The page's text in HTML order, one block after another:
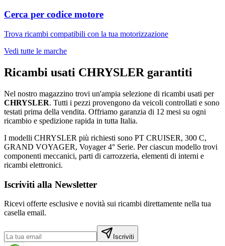
Cerca per codice motore
Trova ricambi compatibili con la tua motorizzazione
Vedi tutte le marche
Ricambi usati CHRYSLER garantiti
Nel nostro magazzino trovi un'ampia selezione di ricambi usati per
CHRYSLER. Tutti i pezzi provengono da veicoli controllati e sono
testati prima della vendita. Offriamo garanzia di 12 mesi su ogni
ricambio e spedizione rapida in tutta Italia.
I modelli CHRYSLER più richiesti sono PT CRUISER, 300 C,
GRAND VOYAGER, Voyager 4° Serie. Per ciascun modello trovi
componenti meccanici, parti di carrozzeria, elementi di interni e
ricambi elettronici.
Iscriviti alla Newsletter
Ricevi offerte esclusive e novità sui ricambi direttamente nella tua
casella email.
Iscriviti